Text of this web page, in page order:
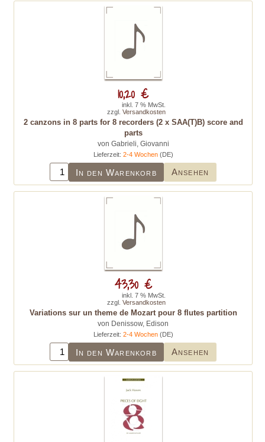
2 canzons in 8 parts for 8 recorders (2 x SAA(T)B) score and
parts
von Gabrieli, Giovanni
Lieferzeit: 2-4 Wochen(DE)
In den Warenkorb Ansehen
10,20 €
inkl. 7 % MwSt.
zzgl. Versandkosten
Variations sur un theme de Mozart pour 8 flutes partition
von Denissow, Edison
Lieferzeit: 2-4 Wochen(DE)
In den Warenkorb Ansehen
43,30 €
inkl. 7 % MwSt.
zzgl. Versandkosten